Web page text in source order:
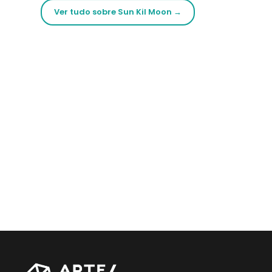
Ver tudo sobre Sun Kil Moon →